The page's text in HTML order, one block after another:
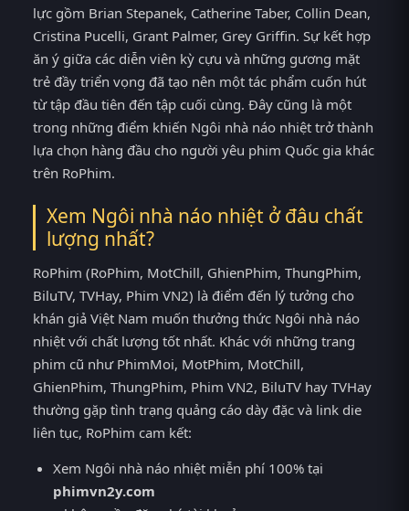
lực gồm Brian Stepanek, Catherine Taber, Collin Dean,
Cristina Pucelli, Grant Palmer, Grey Griffin. Sự kết hợp
ăn ý giữa các diễn viên kỳ cựu và những gương mặt
trẻ đầy triển vọng đã tạo nên một tác phẩm cuốn hút
từ tập đầu tiên đến tập cuối cùng. Đây cũng là một
trong những điểm khiến Ngôi nhà náo nhiệt trở thành
lựa chọn hàng đầu cho người yêu phim Quốc gia khác
trên RoPhim.
Xem Ngôi nhà náo nhiệt ở đâu chất
lượng nhất?
RoPhim (RoPhim, MotChill, GhienPhim, ThungPhim,
BiluTV, TVHay, Phim VN2) là điểm đến lý tưởng cho
khán giả Việt Nam muốn thưởng thức Ngôi nhà náo
nhiệt với chất lượng tốt nhất. Khác với những trang
phim cũ như PhimMoi, MotPhim, MotChill,
GhienPhim, ThungPhim, Phim VN2, BiluTV hay TVHay
thường gặp tình trạng quảng cáo dày đặc và link die
liên tục, RoPhim cam kết:
Xem Ngôi nhà náo nhiệt miễn phí 100% tại
phimvn2y.com